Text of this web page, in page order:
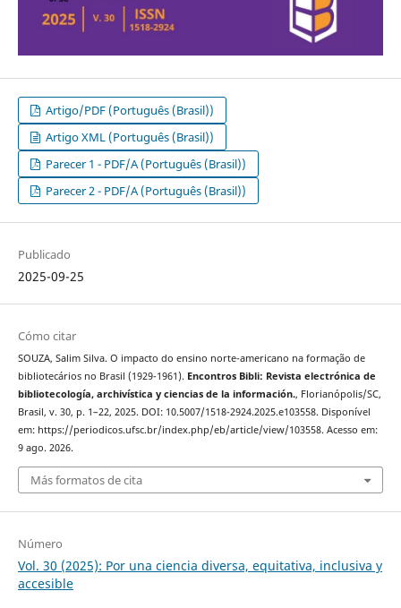
Artigo/PDF (Português (Brasil))
Artigo XML (Português (Brasil))
Parecer 1 - PDF/A (Português (Brasil))
Parecer 2 - PDF/A (Português (Brasil))
Publicado
2025-09-25
Cómo citar
SOUZA, Salim Silva. O impacto do ensino norte-americano na formação de
bibliotecários no Brasil (1929-1961). Encontros Bibli: Revista electrónica de
bibliotecología, archivística y ciencias de la información., Florianópolis/SC,
Brasil, v. 30, p. 1–22, 2025. DOI: 10.5007/1518-2924.2025.e103558. Disponível
em: https://periodicos.ufsc.br/index.php/eb/article/view/103558. Acesso em:
9 ago. 2026.
Más formatos de cita
Número
Vol. 30 (2025): Por una ciencia diversa, equitativa, inclusiva y
accesible